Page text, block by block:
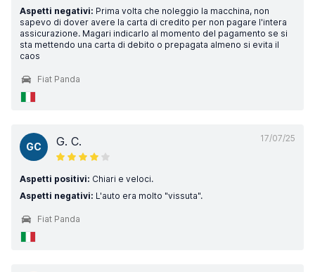
Aspetti negativi: Prima volta che noleggio la macchina, non
sapevo di dover avere la carta di credito per non pagare l'intera
assicurazione. Magari indicarlo al momento del pagamento se si
sta mettendo una carta di debito o prepagata almeno si evita il
caos
Fiat Panda
17/07/25
GC G. C.
Aspetti positivi: Chiari e veloci.
Aspetti negativi: L'auto era molto "vissuta".
Fiat Panda